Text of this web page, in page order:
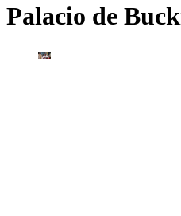
Palacio de